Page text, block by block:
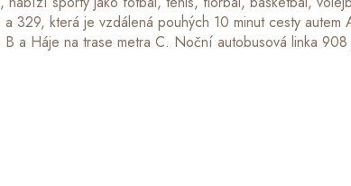
329, která je vzdálená pouhých 10 minut cesty
a Háje na trase metra C. Noční autobusová linka